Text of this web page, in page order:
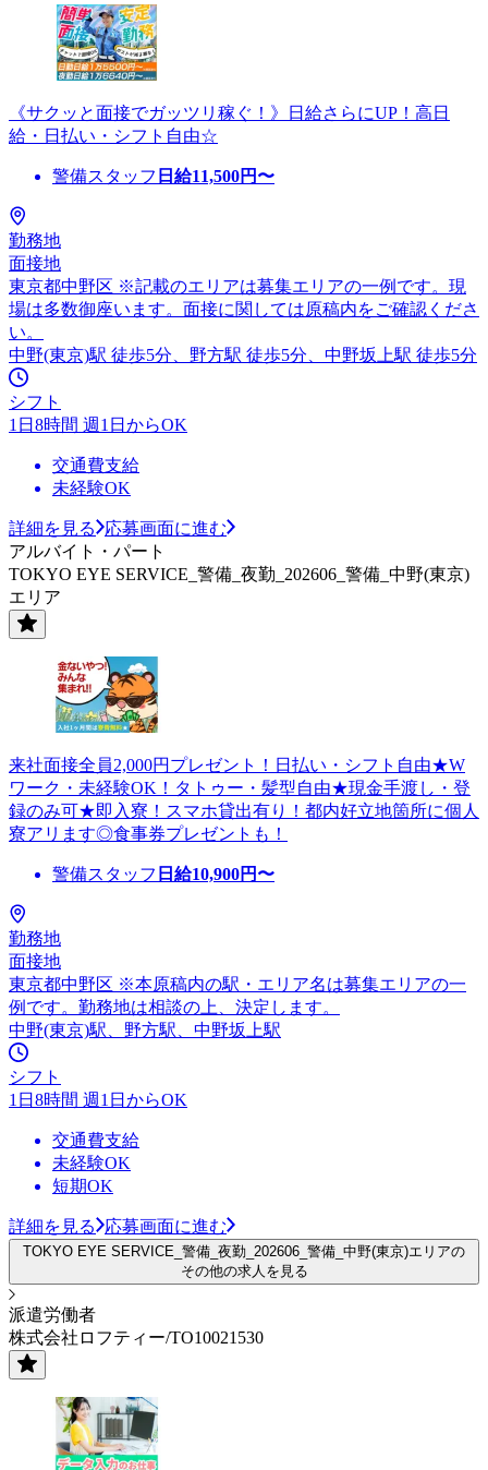
《サクッと面接でガッツリ稼ぐ！》日給さらにUP！高日
給・日払い・シフト自由☆
警備スタッフ 日給11,500円〜
勤務地
面接地
東京都中野区 ※記載のエリアは募集エリアの一例です。現
場は多数御座います。面接に関しては原稿内をご確認くださ
い。
中野(東京)駅 徒歩5分、野方駅 徒歩5分、中野坂上駅 徒歩5分
シフト
1日8時間 週1日からOK
交通費支給
未経験OK
詳細を見る
応募画面に進む
アルバイト・パート
TOKYO EYE SERVICE_警備_夜勤_202606_警備_中野(東京)
エリア
来社面接全員2,000円プレゼント！日払い・シフト自由★W
ワーク・未経験OK！タトゥー・髪型自由★現金手渡し・登
録のみ可★即入寮！スマホ貸出有り！都内好立地箇所に個人
寮アリます◎食事券プレゼントも！
警備スタッフ 日給10,900円〜
勤務地
面接地
東京都中野区 ※本原稿内の駅・エリア名は募集エリアの一
例です。勤務地は相談の上、決定します。
中野(東京)駅、野方駅、中野坂上駅
シフト
1日8時間 週1日からOK
交通費支給
未経験OK
短期OK
詳細を見る 応募画面に進む
TOKYO EYE SERVICE_警備_夜勤_202606_警備_中野(東京)エリアの
その他の求人を見る
派遣労働者
株式会社ロフティー/TO10021530